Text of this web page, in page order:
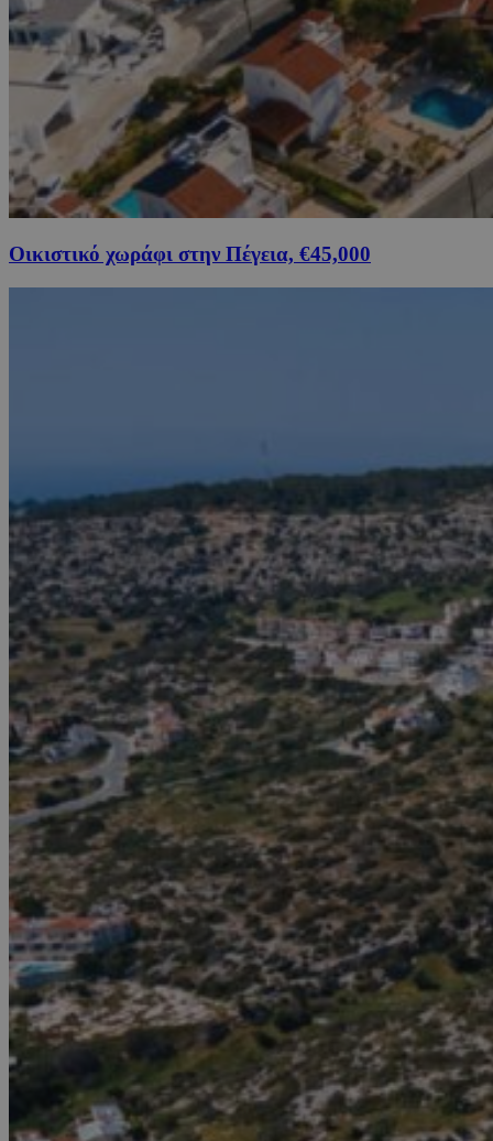
Οικιστικό χωράφι στην Πέγεια, €45,000